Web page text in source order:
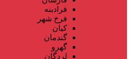
فرادبنه
فرخ شهر
کیان
گندمان
گهرو
لردگان